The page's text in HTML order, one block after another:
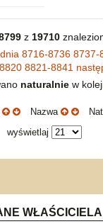
z 19710
8716-8736 8737-
8821-8841
naturalniew
Nazwa
wyświetlaj
WŁAŚCICIELA